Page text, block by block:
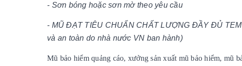
- Sơn bóng hoặc sơn mờ theo yêu cầu
- MŨ ĐẠT TIÊU CHUẨN CHẤT LƯỢNG ĐẦY ĐỦ
và an toàn do nhà nước VN ban hành)
Mũ bảo hiểm quảng cáo, xưởng sản xuất mũ bảo hiểm, mũ